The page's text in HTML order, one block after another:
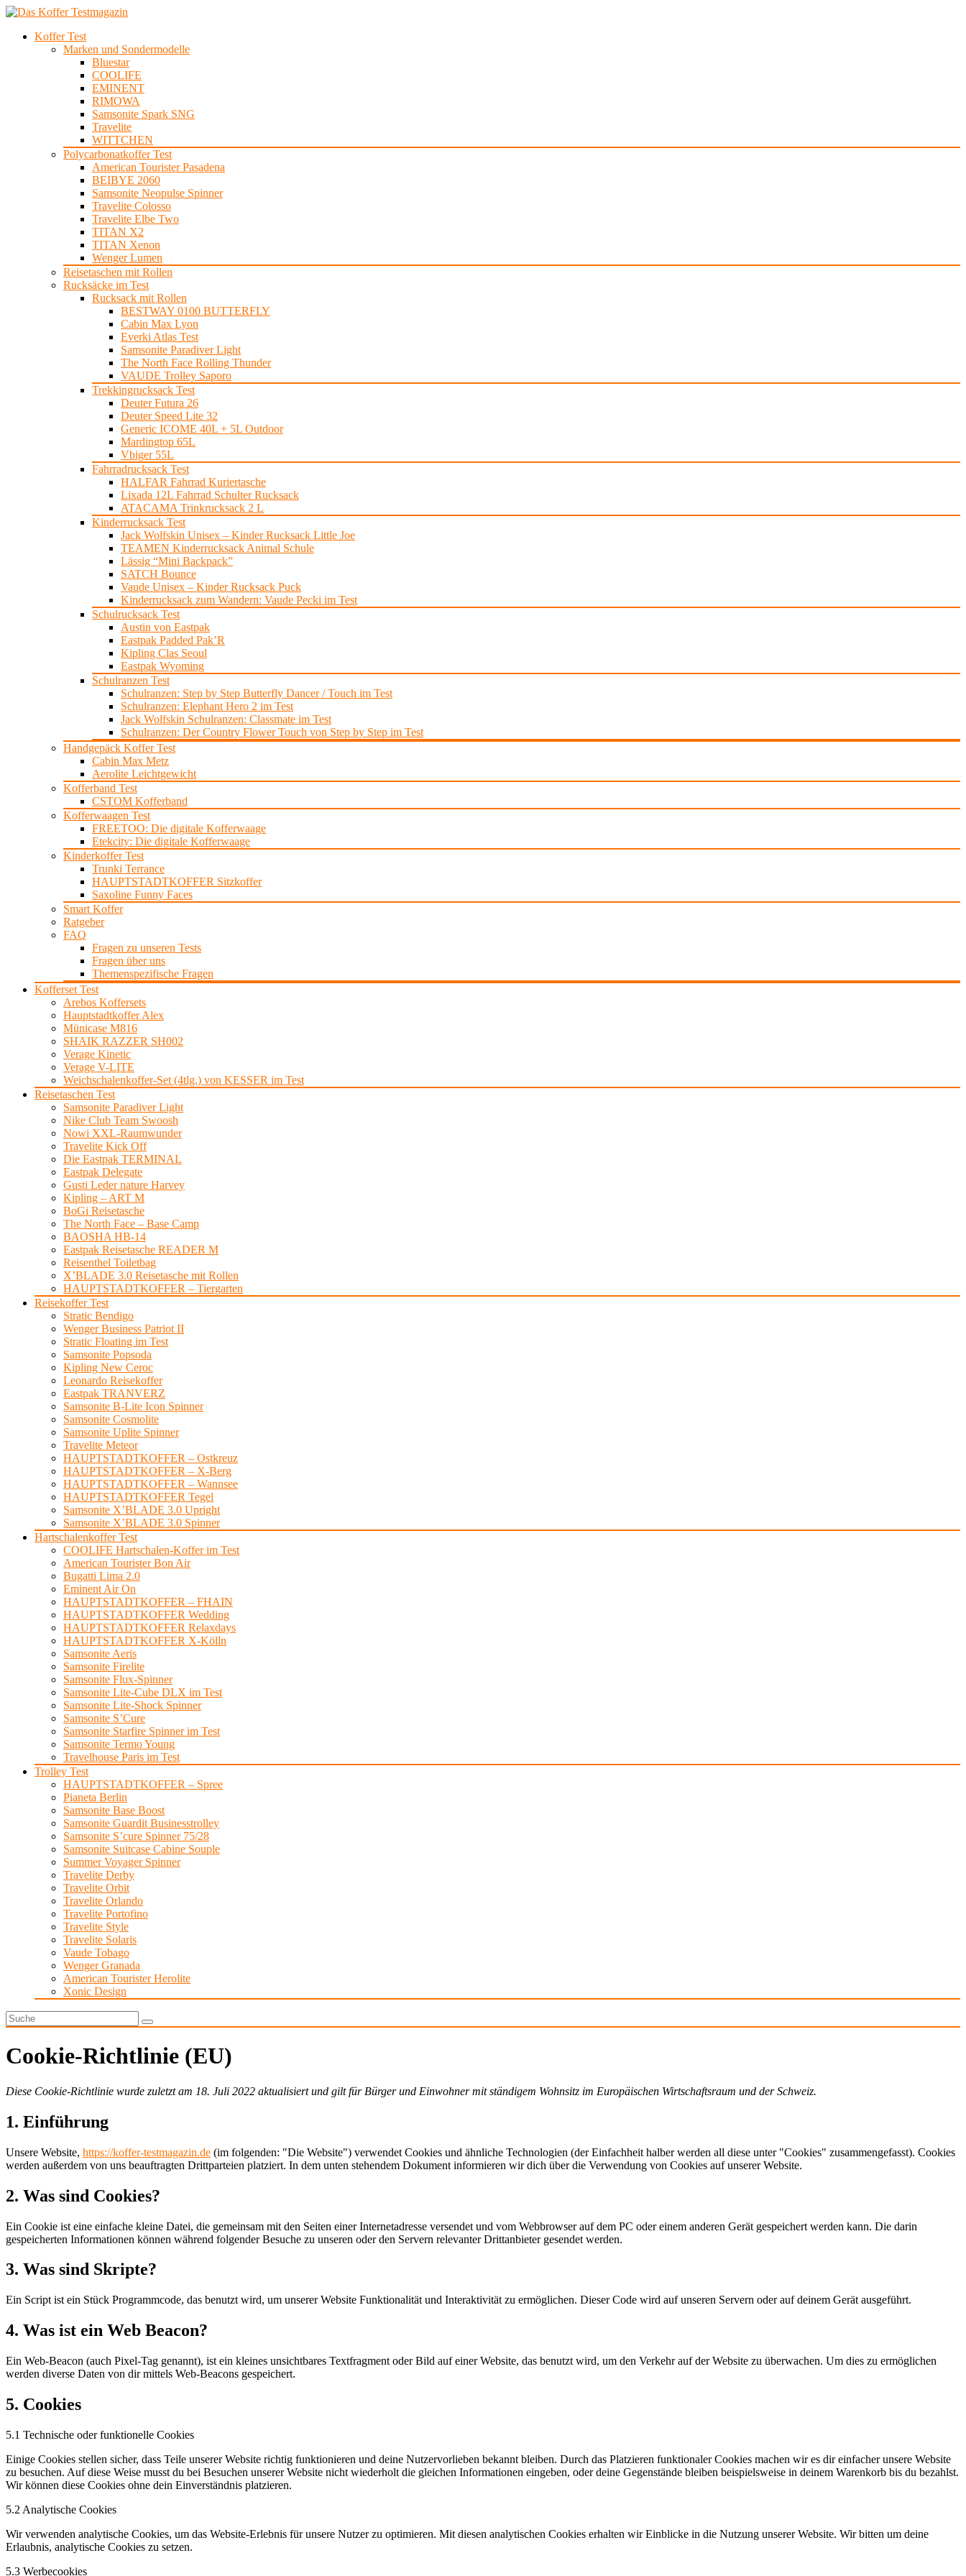
Koffer Test
Marken und Sondermodelle
Bluestar
COOLIFE
EMINENT
RIMOWA
Samsonite Spark SNG
Travelite
WITTCHEN
Polycarbonatkoffer Test
American Tourister Pasadena
BEIBYE 2060
Samsonite Neopulse Spinner
Travelite Colosso
Travelite Elbe Two
TITAN X2
TITAN Xenon
Wenger Lumen
Reisetaschen mit Rollen
Rucksäcke im Test
Rucksack mit Rollen
BESTWAY 0100 BUTTERFLY
Cabin Max Lyon
Everki Atlas Test
Samsonite Paradiver Light
The North Face Rolling Thunder
VAUDE Trolley Saporo
Trekkingrucksack Test
Deuter Futura 26
Deuter Speed Lite 32
Generic ICOME 40L + 5L Outdoor
Mardingtop 65L
Vbiger 55L
Fahrradrucksack Test
HALFAR Fahrrad Kuriertasche
Lixada 12L Fahrrad Schulter Rucksack
ATACAMA Trinkrucksack 2 L
Kinderrucksack Test
Jack Wolfskin Unisex – Kinder Rucksack Little Joe
TEAMEN Kinderrucksack Animal Schule
Lässig “Mini Backpack”
SATCH Bounce
Vaude Unisex – Kinder Rucksack Puck
Kinderrucksack zum Wandern: Vaude Pecki im Test
Schulrucksack Test
Austin von Eastpak
Eastpak Padded Pak’R
Kipling Clas Seoul
Eastpak Wyoming
Schulranzen Test
Schulranzen: Step by Step Butterfly Dancer / Touch im Test
Schulranzen: Elephant Hero 2 im Test
Jack Wolfskin Schulranzen: Classmate im Test
Schulranzen: Der Country Flower Touch von Step by Step im Test
Handgepäck Koffer Test
Cabin Max Metz
Aerolite Leichtgewicht
Kofferband Test
CSTOM Kofferband
Kofferwaagen Test
FREETOO: Die digitale Kofferwaage
Etekcity: Die digitale Kofferwaage
Kinderkoffer Test
Trunki Terrance
HAUPTSTADTKOFFER Sitzkoffer
Saxoline Funny Faces
Smart Koffer
Ratgeber
FAQ
Fragen zu unseren Tests
Fragen über uns
Themenspezifische Fragen
Kofferset Test
Arebos Koffersets
Hauptstadtkoffer Alex
Münicase M816
SHAIK RAZZER SH002
Verage Kinetic
Verage V-LITE
Weichschalenkoffer-Set (4tlg.) von KESSER im Test
Reisetaschen Test
Samsonite Paradiver Light
Nike Club Team Swoosh
Nowi XXL-Raumwunder
Travelite Kick Off
Die Eastpak TERMINAL
Eastpak Delegate
Gusti Leder nature Harvey
Kipling – ART M
BoGi Reisetasche
The North Face – Base Camp
BAOSHA HB-14
Eastpak Reisetasche READER M
Reisenthel Toiletbag
X’BLADE 3.0 Reisetasche mit Rollen
HAUPTSTADTKOFFER – Tiergarten
Reisekoffer Test
Stratic Bendigo
Wenger Business Patriot II
Stratic Floating im Test
Samsonite Popsoda
Kipling New Ceroc
Leonardo Reisekoffer
Eastpak TRANVERZ
Samsonite B-Lite Icon Spinner
Samsonite Cosmolite
Samsonite Uplite Spinner
Travelite Meteor
HAUPTSTADTKOFFER – Ostkreuz
HAUPTSTADTKOFFER – X-Berg
HAUPTSTADTKOFFER – Wannsee
HAUPTSTADTKOFFER Tegel
Samsonite X’BLADE 3.0 Upright
Samsonite X’BLADE 3.0 Spinner
Hartschalenkoffer Test
COOLIFE Hartschalen-Koffer im Test
American Tourister Bon Air
Bugatti Lima 2.0
Eminent Air On
HAUPTSTADTKOFFER – FHAIN
HAUPTSTADTKOFFER Wedding
HAUPTSTADTKOFFER Relaxdays
HAUPTSTADTKOFFER X-Kölln
Samsonite Aeris
Samsonite Firelite
Samsonite Flux-Spinner
Samsonite Lite-Cube DLX im Test
Samsonite Lite-Shock Spinner
Samsonite S’Cure
Samsonite Starfire Spinner im Test
Samsonite Termo Young
Travelhouse Paris im Test
Trolley Test
HAUPTSTADTKOFFER – Spree
Pianeta Berlin
Samsonite Base Boost
Samsonite Guardit Businesstrolley
Samsonite S’cure Spinner 75/28
Samsonite Suitcase Cabine Souple
Summer Voyager Spinner
Travelite Derby
Travelite Orbit
Travelite Orlando
Travelite Portofino
Travelite Style
Travelite Solaris
Vaude Tobago
Wenger Granada
American Tourister Herolite
Xonic Design
Cookie-Richtlinie (EU)
Diese Cookie-Richtlinie wurde zuletzt am 18. Juli 2022 aktualisiert und gilt für Bürger und Einwohner mit ständigem Wohnsitz im Europäischen Wirtschaftsraum und der Schweiz.
1. Einführung
Unsere Website, https://koffer-testmagazin.de (im folgenden: "Die Website") verwendet Cookies und ähnliche Technologien (der Einfachheit halber werden all diese unter "Cookies" zusammengefasst). Cookies
werden außerdem von uns beauftragten Drittparteien platziert. In dem unten stehendem Dokument informieren wir dich über die Verwendung von Cookies auf unserer Website.
2. Was sind Cookies?
Ein Cookie ist eine einfache kleine Datei, die gemeinsam mit den Seiten einer Internetadresse versendet und vom Webbrowser auf dem PC oder einem anderen Gerät gespeichert werden kann. Die darin
gespeicherten Informationen können während folgender Besuche zu unseren oder den Servern relevanter Drittanbieter gesendet werden.
3. Was sind Skripte?
Ein Script ist ein Stück Programmcode, das benutzt wird, um unserer Website Funktionalität und Interaktivität zu ermöglichen. Dieser Code wird auf unseren Servern oder auf deinem Gerät ausgeführt.
4. Was ist ein Web Beacon?
Ein Web-Beacon (auch Pixel-Tag genannt), ist ein kleines unsichtbares Textfragment oder Bild auf einer Website, das benutzt wird, um den Verkehr auf der Website zu überwachen. Um dies zu ermöglichen
werden diverse Daten von dir mittels Web-Beacons gespeichert.
5. Cookies
5.1 Technische oder funktionelle Cookies
Einige Cookies stellen sicher, dass Teile unserer Website richtig funktionieren und deine Nutzervorlieben bekannt bleiben. Durch das Platzieren funktionaler Cookies machen wir es dir einfacher unsere Website
zu besuchen. Auf diese Weise musst du bei Besuchen unserer Website nicht wiederholt die gleichen Informationen eingeben, oder deine Gegenstände bleiben beispielsweise in deinem Warenkorb bis du bezahlst.
Wir können diese Cookies ohne dein Einverständnis platzieren.
5.2 Analytische Cookies
Wir verwenden analytische Cookies, um das Website-Erlebnis für unsere Nutzer zu optimieren. Mit diesen analytischen Cookies erhalten wir Einblicke in die Nutzung unserer Website. Wir bitten um deine
Erlaubnis, analytische Cookies zu setzen.
5.3 Werbecookies